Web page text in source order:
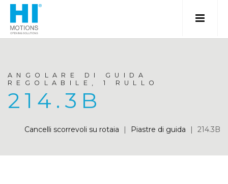
ANGOLARE DI GUIDA
REGOLABILE, 1 RULLO
214.3B
Cancelli scorrevoli su rotaia | Piastre di guida | 214.3B